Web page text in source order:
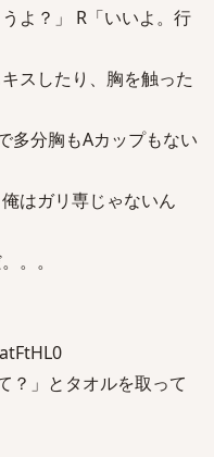
よ？」 R「いいよ。行
スしたり、胸を触った
多分胸もAカップもない
はガリ専じゃないん
。。
？」とタオルを取って